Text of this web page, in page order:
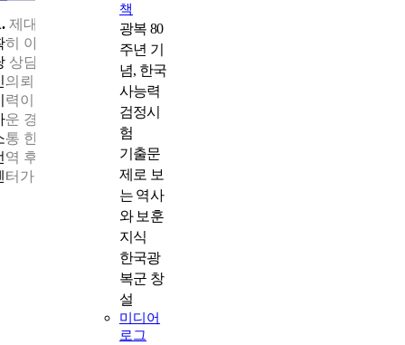
책
광복 80
주년 기
념, 한국
사능력
검정시
험
기출문
제로 보
는 역사
와 보훈
지식
한국광
복군 창
설
미디어
로그
제대군인지원센터의 다양한 지원제도를 제대로 활용하려면 정
히 아는 것이 중요합니다. 홈페이지를 꼼꼼하게 살펴보시고, 담
상담사의 전화번호도 꼭 등록해 두시기 바랍니다. 또한 기업 구
의뢰를 받아 제대군인을 추천하고 싶어도 자격증이나 경력 등
력이 최신화 되어있지 않아 적합한 직종에 추천하지 못하는 안
운 경우도 있으니 신상 변동이 있을 때마다 담당 상담사와 자주
통 한다면 빠른 취업에 도움이 될 것입니다.
역 후 사회 복귀는 본인의 주도적인 준비에서 시작되지만, 인천
터가 든든한 동반자가 되어 함께하겠습니다.